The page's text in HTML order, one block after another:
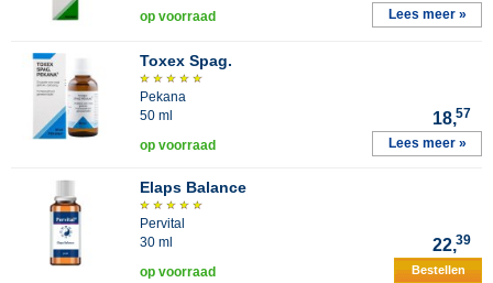
op voorraad Lees meer »
Toxex Spag.
Pekana
50 ml
18,57
op voorraad Lees meer »
Elaps Balance
Pervital
30 ml
22,39
op voorraad Bestellen